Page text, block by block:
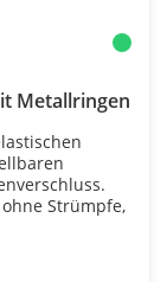
Metallringen
Strümpfe,